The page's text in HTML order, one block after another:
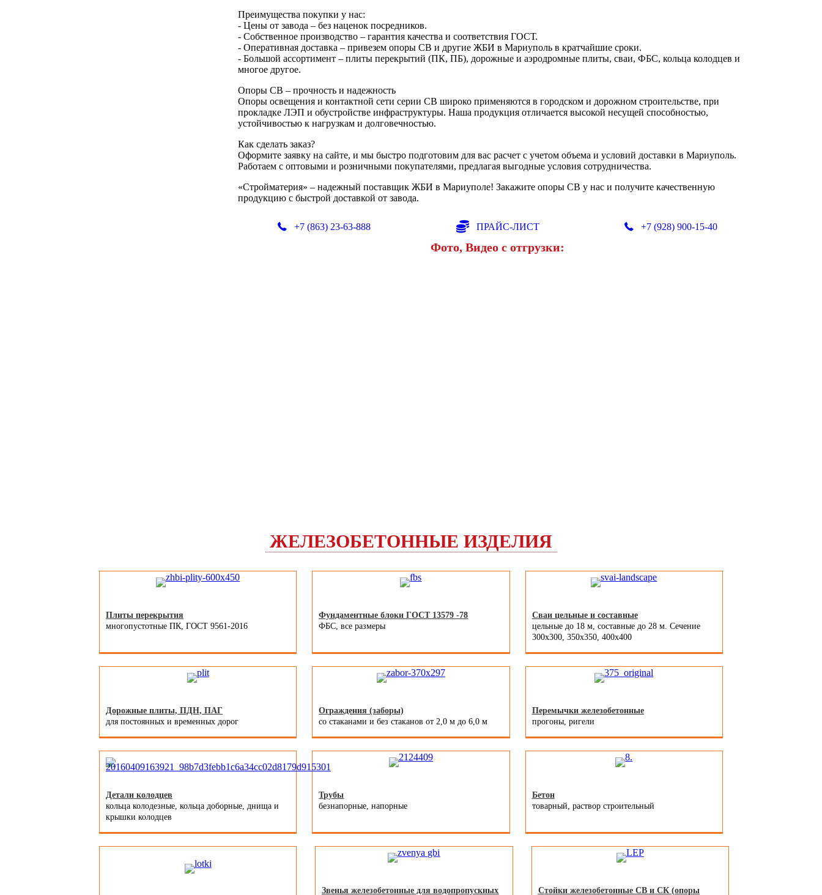
Преимущества покупки у нас:
- Цены от завода – без наценок посредников.
- Собственное производство – гарантия качества и соответствия ГОСТ.
- Оперативная доставка – привезем опоры СВ и другие ЖБИ в Мариуполь в кратчайшие сроки.
- Большой ассортимент – плиты перекрытий (ПК, ПБ), дорожные и аэродромные плиты, сваи, ФБС, кольца колодцев и
многое другое.
Опоры СВ – прочность и надежность
Опоры освещения и контактной сети серии СВ широко применяются в городском и дорожном строительстве, при
прокладке ЛЭП и обустройстве инфраструктуры. Наша продукция отличается высокой несущей способностью,
устойчивостью к нагрузкам и долговечностью.
Как сделать заказ?
Оформите заявку на сайте, и мы быстро подготовим для вас расчет с учетом объема и условий доставки в Мариуполь.
Работаем с оптовыми и розничными покупателями, предлагая выгодные условия сотрудничества.
«Стройматерия» – надежный поставщик ЖБИ в Мариуполе! Закажите опоры СВ у нас и получите качественную
продукцию с быстрой доставкой от завода.
+7 (863) 23-63-888 ПРАЙС-ЛИСТ +7 (928) 900-15-40
Фото, Видео с отгрузки:
ЖЕЛЕЗОБЕТОННЫЕ ИЗДЕЛИЯ
Плиты перекрытия
многопустотные ПК, ГОСТ 9561-2016
Фундаментные блоки ГОСТ 13579 -78
ФБС, все размеры
Сваи цельные и составные
цельные до 18 м, составные до 28 м. Сечение
300x300, 350x350, 400х400
Дорожные плиты, ПДН, ПАГ
для постоянных и временных дорог
Ограждения (заборы)
со стаканами и без стаканов от 2,0 м до 6,0 м
Перемычки железобетонные
прогоны, ригели
Детали колодцев
кольца колодезные, кольца доборные, днища и
крышки колодцев
Трубы
безнапорные, напорные
Бетон
товарный, раствор строительный
Звенья железобетонные для водопропускных Стойки железобетонные СВ и СК (опоры